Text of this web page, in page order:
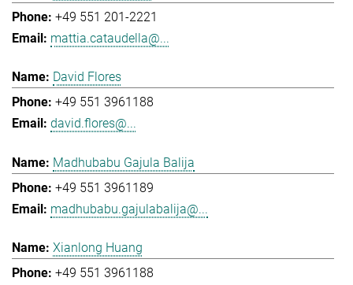
+49 551 201-2221
mattia.cataudella@...
David Flores
+49 551 3961188
david.flores@...
Madhubabu Gajula Balija
+49 551 3961189
madhubabu.gajulabalija@...
Xianlong Huang
+49 551 3961188